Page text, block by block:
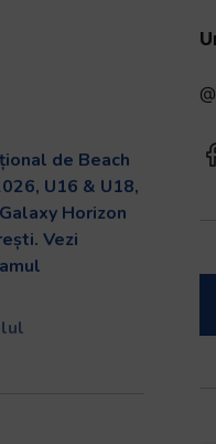
de Beach
U16 & U18,
Horizon
Vezi